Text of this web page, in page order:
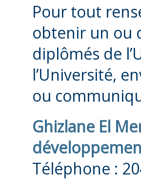
Pour tout
obtenir un ou
diplômés de
l’Université,
ou
Ghizlane El
Téléphone :